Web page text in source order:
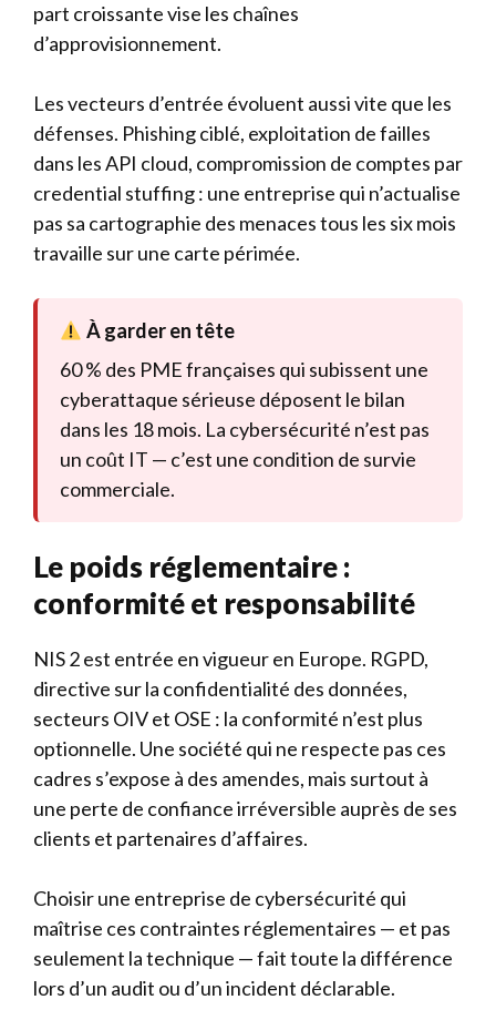
part croissante vise les chaînes
d’approvisionnement.
Les vecteurs d’entrée évoluent aussi vite que les
défenses. Phishing ciblé, exploitation de failles
dans les API cloud, compromission de comptes par
credential stuffing : une entreprise qui n’actualise
pas sa cartographie des menaces tous les six mois
travaille sur une carte périmée.
À garder en tête
60 % des PME françaises qui subissent une
cyberattaque sérieuse déposent le bilan
dans les 18 mois. La cybersécurité n’est pas
un coût IT — c’est une condition de survie
commerciale.
Le poids réglementaire :
conformité et responsabilité
NIS 2 est entrée en vigueur en Europe. RGPD,
directive sur la confidentialité des données,
secteurs OIV et OSE : la conformité n’est plus
optionnelle. Une société qui ne respecte pas ces
cadres s’expose à des amendes, mais surtout à
une perte de confiance irréversible auprès de ses
clients et partenaires d’affaires.
Choisir une entreprise de cybersécurité qui
maîtrise ces contraintes réglementaires — et pas
seulement la technique — fait toute la différence
lors d’un audit ou d’un incident déclarable.